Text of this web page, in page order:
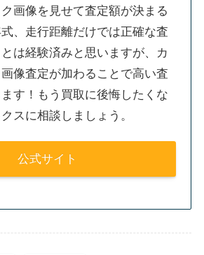
画像を見せて査定額が決まる
、走行距離だけでは正確な査
は経験済みと思いますが、カ
像査定が加わることで高い査
す！もう買取に後悔したくな
スに相談しましょう。
公式サイト